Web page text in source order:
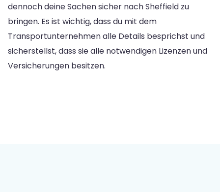
dennoch deine Sachen sicher nach Sheffield zu
bringen. Es ist wichtig, dass du mit dem
Transportunternehmen alle Details besprichst und
sicherstellst, dass sie alle notwendigen Lizenzen und
Versicherungen besitzen.